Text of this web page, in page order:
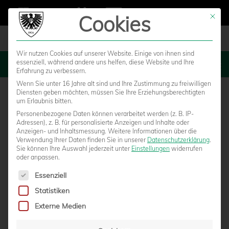
MENU
DAS "PROTOKOLL" ZUR JHV 2015 ZUM
Mit
Cookies
Wir nutzen Cookies auf unserer Website. Einige von ihnen sind
essenziell, während andere uns helfen, diese Website und Ihre
Erfahrung zu verbessern.
Wenn Sie unter 16 Jahre alt sind und Ihre Zustimmung zu freiwilligen
Diensten geben möchten, müssen Sie Ihre Erziehungsberechtigten
um Erlaubnis bitten.
Personenbezogene Daten können verarbeitet werden (z. B. IP-
Adressen), z. B. für personalisierte Anzeigen und Inhalte oder
Anzeigen- und Inhaltsmessung. Weitere Informationen über die
Verwendung Ihrer Daten finden Sie in unserer Datenschutzerklärung.
Sie können Ihre Auswahl jederzeit unter Einstellungen widerrufen
oder anpassen.
Es folgt eine Liste der Service-Gruppen, für die eine
Essenziell
Statistiken
Externe Medien